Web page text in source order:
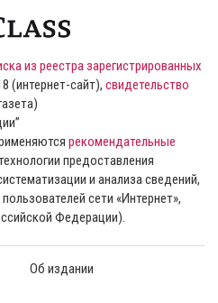
из реестра зарегистрированных
(интернет-сайт), свидетельство
рекомендательные
предоставления
и анализа сведений,
сети «Интернет»,
Федерации).
Об издании